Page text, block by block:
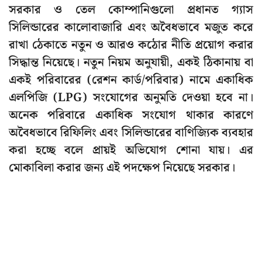
সরকার ও তেল কোম্পানিগুলো প্রধানত গ্যাস
সিলিন্ডারের কালোবাজারি এবং অবৈধভাবে মজুত করে
রাখা ঠেকাতে নতুন ও আরও কঠোর নীতি প্রয়োগ করার
সিদ্ধান্ত নিয়েছে। নতুন নিয়ম অনুযায়ী, একই ঠিকানায় বা
একই পরিবারের (রেশন কার্ড/পরিবার) নামে একাধিক
এলপিজি (LPG) সংযোগের অনুমতি দেওয়া হবে না।
অনেক পরিবারে একাধিক সংযোগ থাকার কারণে
অবৈধভাবে রিফিলিং এবং সিলিন্ডারের বাণিজ্যিক ব্যবহার
করা হচ্ছে বলে প্রায়ই অভিযোগ শোনা যায়। এর
মোকাবিলা করার জন্য এই পদক্ষেপ নিয়েছে সরকার।